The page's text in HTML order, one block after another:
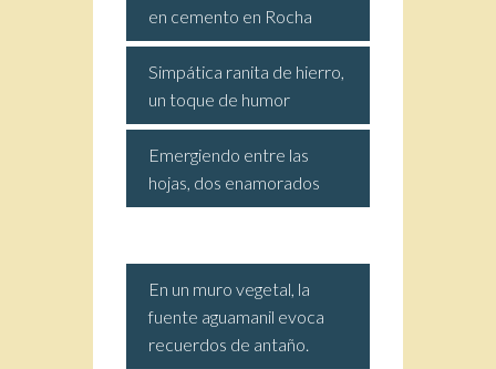
en cemento en Rocha
Simpática ranita de hierro,
un toque de humor
Emergiendo entre las
hojas, dos enamorados
En un muro vegetal, la
fuente aguamanil evoca
recuerdos de antaño.